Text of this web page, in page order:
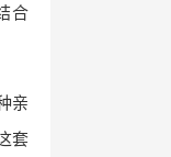
合
亲
套